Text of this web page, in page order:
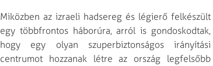
Miközben az izraeli hadsereg és légierő felkészült
egy többfrontos háborúra, arról is gondoskodtak,
hogy egy olyan szuperbiztonságos irányítási
centrumot hozzanak létre az ország legfelsőbb